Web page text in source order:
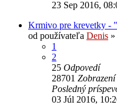
23 Sep 2016,
Krmivo pre krevetky -
od používateľa Denis »
1
2
25 Odpovedí
28701 Zobrazení
Posledný
03 Júl 2016,